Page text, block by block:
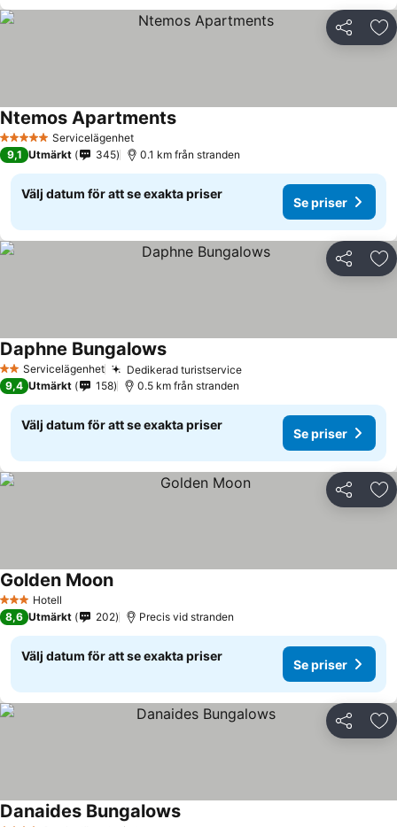
Dela
5 Stjärnor Servicelägenhet
Ntemos ApartmentsSe priser
9,1 Utmärkt 345 0.1 km från stranden
Välj datum för att se exakta priser
Se priser
Dela
2 StjärnorServicelägenhet Dedikerad turistserviceSe priser
Daphne BungalowsSe priser
9,4 Utmärkt 158 0.5 km från stranden
Välj datum för att se exakta priser
Se priser
Dela
3 StjärnorHotell
Golden MoonSe priser
8,6 Utmärkt 202 Precis vid stranden
Välj datum för att se exakta priser
Se priser
Dela
Danaides BungalowsSe priser